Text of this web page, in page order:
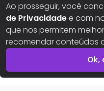
Ao prosseguir, você
de Privacidadee com
que nos permitem
recomendar conteúdos
Ok,
Aqui seus sonhos ganham
Buscar imóveis